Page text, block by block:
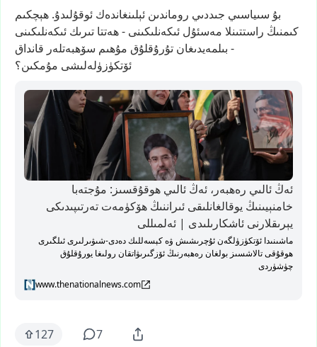
بۇ سىياسىي جىددىي روماندىن ئېلىنغاندەك ئوقۇلىدۇ. ھېچكىم
كىمنىڭ راستتىنلا مەسئۇل ئىكەنلىكىنى -ھەتتا تىرىك ئىكەنلىكىنى
- بىلمەيدىغان تۇرۇقلۇق مۇھىم سۆھبەتلەر قانداق
ئۆتكۈزۈلەلىشى مۇمكىن؟
ئەڭ ئالىي رەھبەر، ئەڭ ئالىي ھوقۇقسىز: مۇجتەبا
خامنېيىنىڭ يوقالغانلىقى ئىراننىڭ ھۆكۈمەت تەرتىپىدىكى
يېرىقلارنى ئاشكارىلىدى | ئەلمىللى
ماشىنىدا ئۆتكۈزۈلگەن ئۇچرىشىش ۋە كېسەللىك دەدى-شىۋىرلىرى ئىلگىرى
ھوقۇقى تالاشسىز بولغان رەھبەرنىڭ ئۆزگىرىۋاتقان رولىغا يورۇقلۇق
چۈشۈردى
www.thenationalnews.com
127 7